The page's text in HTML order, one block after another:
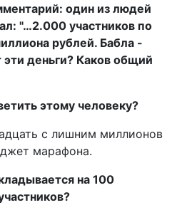
один из людей
"…2.000 участников по
рублей. Бабла -
деньги? Каков общий
этому человеку?
с лишним миллионов
марафона.
на 100